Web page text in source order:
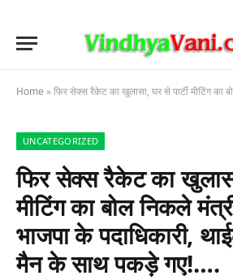
Home »फिर सेक्स रैकेट का खुलासा, घर से पार्टी मीटिंग का बोल निकले मंत्री के करीबी भाजपा
UNCATEGORIZED
फिर सेक्स रैकेट का
मीटिंग का बोल निकले
भाजपा के पदाधिकारी,
मैन के साथ पकड़े गए!….